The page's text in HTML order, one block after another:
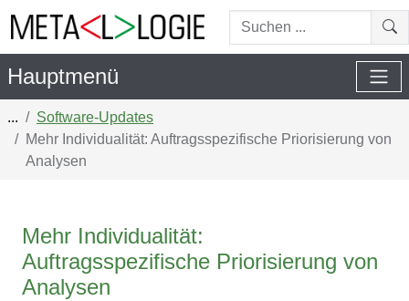
Suchen...
Hauptmenü
...
Software-Updates
Mehr Individualität: Auftragsspezifische Priorisierung von
Analysen
Mehr Individualität:
Auftragsspezifische Priorisierung von
Analysen